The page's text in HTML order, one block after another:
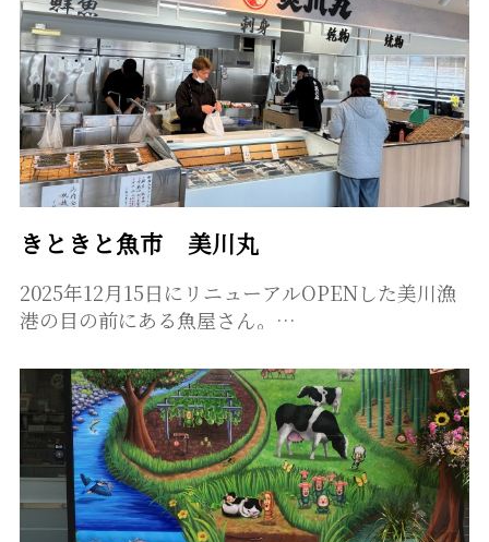
きときと魚市 美川丸
2025年12月15日にリニューアルOPENした美川漁
港の目の前にある魚屋さん。…